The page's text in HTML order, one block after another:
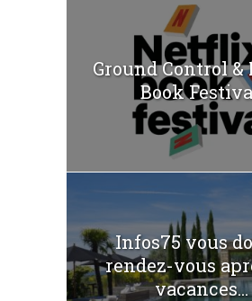
Ground Control
Book
Infos75 vous
rendez-vous
vacances...